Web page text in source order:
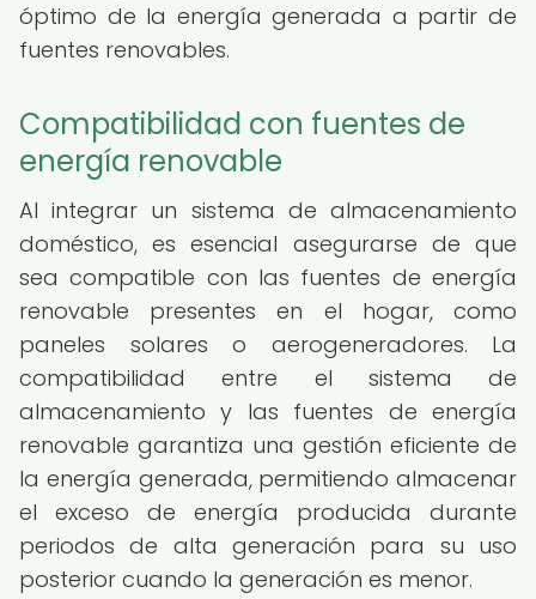
óptimo de la energía generada a partir de
fuentes renovables.
Compatibilidad con fuentes de
energía renovable
Al integrar un sistema de almacenamiento
doméstico, es esencial asegurarse de que
sea compatible con las fuentes de energía
renovable presentes en el hogar, como
paneles solares o aerogeneradores. La
compatibilidad entre el sistema de
almacenamiento y las fuentes de energía
renovable garantiza una gestión eficiente de
la energía generada, permitiendo almacenar
el exceso de energía producida durante
periodos de alta generación para su uso
posterior cuando la generación es menor.